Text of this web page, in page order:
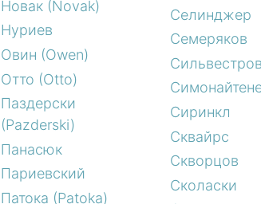
Новак (Novak)
Нуриев
Овин (Owen)
Отто (Otto)
Паздерски
(Pazderski)
Панасюк
Париевский
Патока (Patoka)
Селинджер
Семеряков
Сильвестров
Сиринкл
Сквайрс
Скворцов
Сколаски